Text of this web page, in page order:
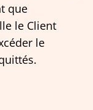
que
le Client
le